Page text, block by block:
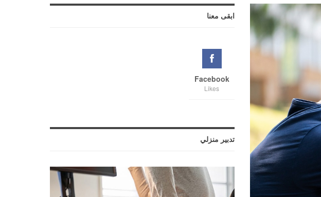
ابقى معنا
Facebook
Likes
تدبير منزلي